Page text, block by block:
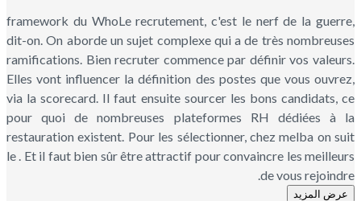
framework du WhoLe recrutement, c'est le nerf de la guerre,
dit-on. On aborde un sujet complexe qui a de très nombreuses
ramifications. Bien recruter commence par définir vos valeurs.
Elles vont influencer la définition des postes que vous ouvrez,
via la scorecard. Il faut ensuite sourcer les bons candidats, ce
pour quoi de nombreuses plateformes RH dédiées à la
restauration existent. Pour les sélectionner, chez melba on suit
le . Et il faut bien sûr être attractif pour convaincre les meilleurs
de vous rejoindre.
عرض المزيد